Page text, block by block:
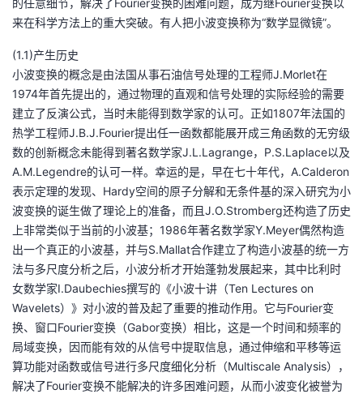
的任意细节，解决了Fourier变换的困难问题，成为继Fourier变换以
来在科学方法上的重大突破。有人把小波变换称为“数学显微镜”。
(1.1)产生历史
小波变换的概念是由法国从事石油信号处理的工程师J.Morlet在
1974年首先提出的，通过物理的直观和信号处理的实际经验的需要
建立了反演公式，当时未能得到数学家的认可。正如1807年法国的
热学工程师J.B.J.Fourier提出任一函数都能展开成三角函数的无穷级
数的创新概念未能得到著名数学家J.L.Lagrange，P.S.Laplace以及
A.M.Legendre的认可一样。幸运的是，早在七十年代，A.Calderon
表示定理的发现、Hardy空间的原子分解和无条件基的深入研究为小
波变换的诞生做了理论上的准备，而且J.O.Stromberg还构造了历史
上非常类似于当前的小波基；1986年著名数学家Y.Meyer偶然构造
出一个真正的小波基，并与S.Mallat合作建立了构造小波基的统一方
法与多尺度分析之后，小波分析才开始蓬勃发展起来，其中比利时
女数学家I.Daubechies撰写的《小波十讲（Ten Lectures on
Wavelets）》对小波的普及起了重要的推动作用。它与Fourier变
换、窗口Fourier变换（Gabor变换）相比，这是一个时间和频率的
局域变换，因而能有效的从信号中提取信息，通过伸缩和平移等运
算功能对函数或信号进行多尺度细化分析（Multiscale Analysis），
解决了Fourier变换不能解决的许多困难问题，从而小波变化被誉为